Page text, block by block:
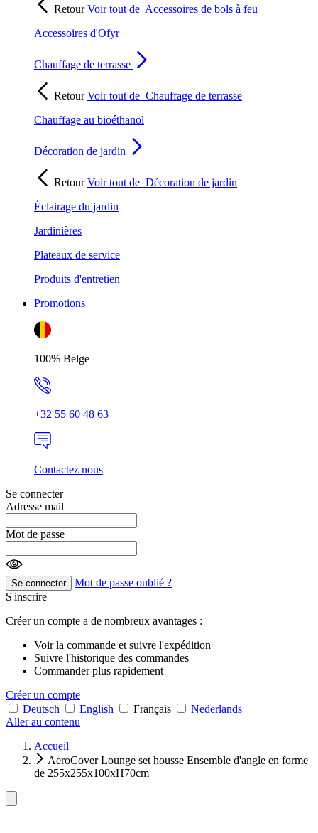
RetourVoir tout de Accessoires de bols à feu
Accessoires d'Ofyr
Chauffage de terrasse
RetourVoir tout de Chauffage de terrasse
Chauffage au bioéthanol
Décoration de jardin
RetourVoir tout de Décoration de jardin
Éclairage du jardin
Jardinières
Plateaux de service
Produits d'entretien
Promotions
100% Belge
+32 55 60 48 63
Contactez nous
Se connecter
Adresse mail
Mot de passe
Se connecter
Mot de passe oublié ?
S'inscrire
Créer un compte a de nombreux avantages :
Voir la commande et suivre l'expédition
Suivre l'historique des commandes
Commander plus rapidement
Créer un compte
Deutsch
English Français
Nederlands
Aller au contenu
Accueil
AeroCover Lounge set housse Ensemble d'angle en forme
de 255x255x100xH70cm